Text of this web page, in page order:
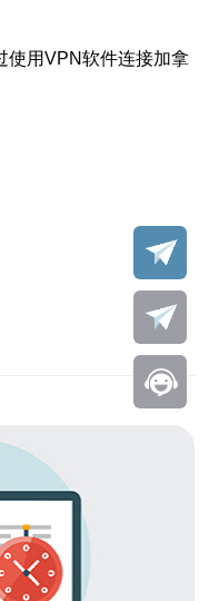
使用VPN软件连接加拿